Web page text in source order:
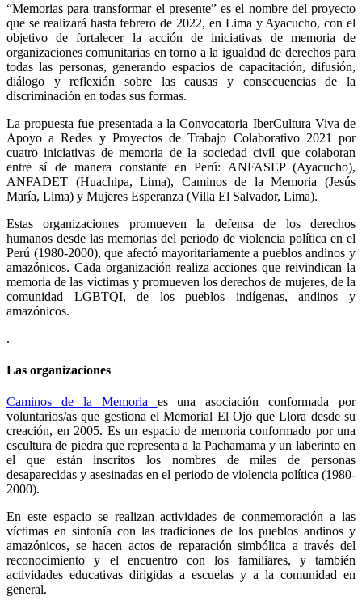
“Memorias para transformar el presente” es el nombre del proyecto
que se realizará hasta febrero de 2022, en Lima y Ayacucho, con el
objetivo de fortalecer la acción de iniciativas de memoria de
organizaciones comunitarias en torno a la igualdad de derechos para
todas las personas, generando espacios de capacitación, difusión,
diálogo y reflexión sobre las causas y consecuencias de la
discriminación en todas sus formas.
La propuesta fue presentada a la Convocatoria IberCultura Viva de
Apoyo a Redes y Proyectos de Trabajo Colaborativo 2021 por
cuatro iniciativas de memoria de la sociedad civil que colaboran
entre sí de manera constante en Perú: ANFASEP (Ayacucho),
ANFADET (Huachipa, Lima), Caminos de la Memoria (Jesús
María, Lima) y Mujeres Esperanza (Villa El Salvador, Lima).
Estas organizaciones promueven la defensa de los derechos
humanos desde las memorias del periodo de violencia política en el
Perú (1980-2000), que afectó mayoritariamente a pueblos andinos y
amazónicos. Cada organización realiza acciones que reivindican la
memoria de las víctimas y promueven los derechos de mujeres, de la
comunidad LGBTQI, de los pueblos indígenas, andinos y
amazónicos.
.
Las organizaciones
Caminos de la Memoria es una asociación conformada por
voluntarios/as que gestiona el Memorial El Ojo que Llora desde su
creación, en 2005. Es un espacio de memoria conformado por una
escultura de piedra que representa a la Pachamama y un laberinto en
el que están inscritos los nombres de miles de personas
desaparecidas y asesinadas en el periodo de violencia política (1980-
2000).
En este espacio se realizan actividades de conmemoración a las
víctimas en sintonía con las tradiciones de los pueblos andinos y
amazónicos, se hacen actos de reparación simbólica a través del
reconocimiento y el encuentro con los familiares, y también
actividades educativas dirigidas a escuelas y a la comunidad en
general.